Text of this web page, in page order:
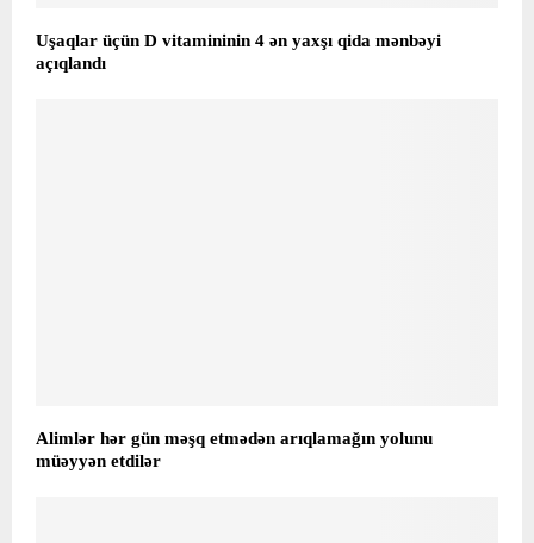
Uşaqlar üçün D vitamininin 4 ən yaxşı qida mənbəyi
açıqlandı
Alimlər hər gün məşq etmədən arıqlamağın yolunu
müəyyən etdilər